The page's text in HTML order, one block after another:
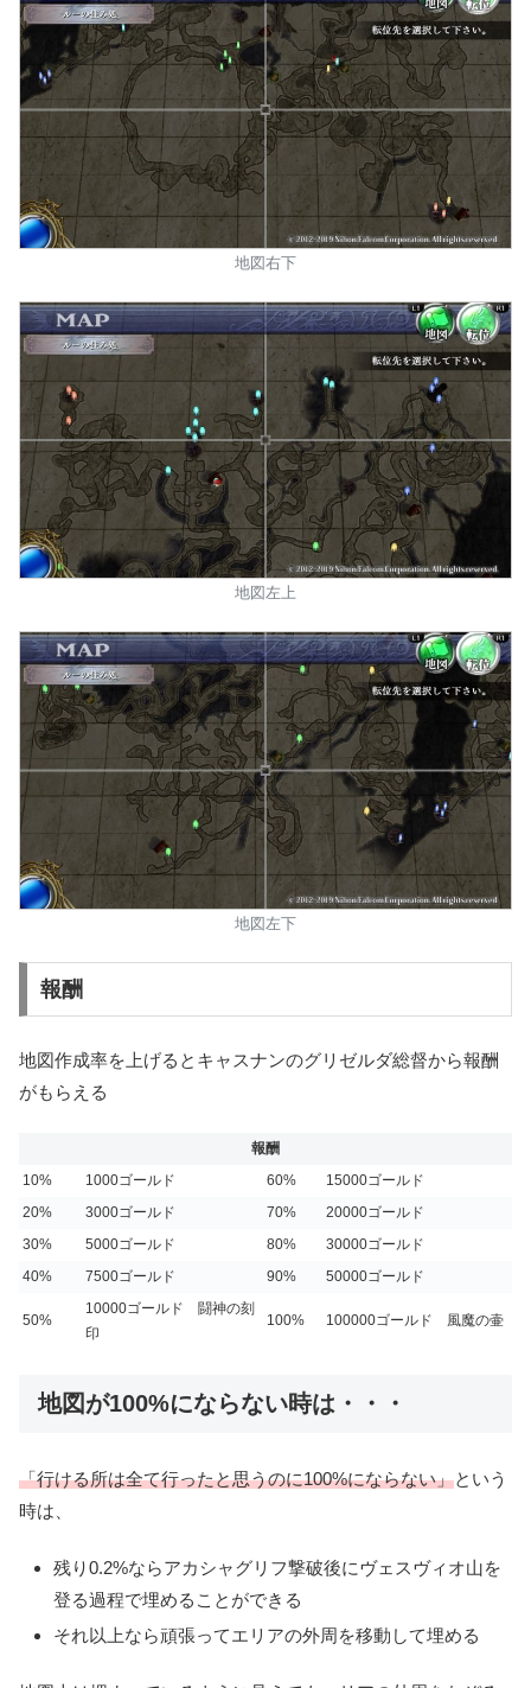
地図右下
地図左上
地図左下
報酬
地図作成率を上げるとキャスナンのグリゼルダ総督から報酬
がもらえる
報酬
10%
1000ゴールド 60%
15000ゴールド
20%
3000ゴールド 70%
20000ゴールド
30%
5000ゴールド 80%
30000ゴールド
40%
7500ゴールド 90% 50000ゴールド
50%
10000ゴールド 闘神の刻
印
100% 100000ゴールド 風魔の壷
地図が100%にならない時は・・・
「行ける所は全て行ったと思うのに100%にならない」という
時は、
残り0.2%ならアカシャグリフ撃破後にヴェスヴィオ山を
登る過程で埋めることができる
それ以上なら頑張ってエリアの外周を移動して埋める